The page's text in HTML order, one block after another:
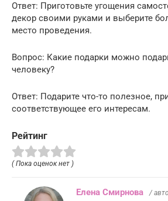
Ответ: Приготовьте угощения
декор своими руками и выберите
место проведения.
Вопрос: Какие подарки можно
человеку?
Ответ: Подарите что-то полезное,
соответствующее его интересам.
Рейтинг
( Пока оценок нет )
Елена Смирнова /